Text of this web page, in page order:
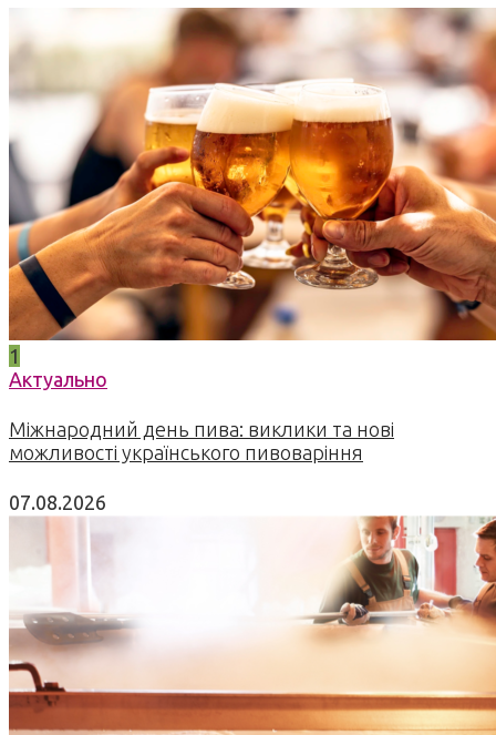
1
Актуально
Міжнародний день пива: виклики та нові
можливості українського пивоваріння
07.08.2026